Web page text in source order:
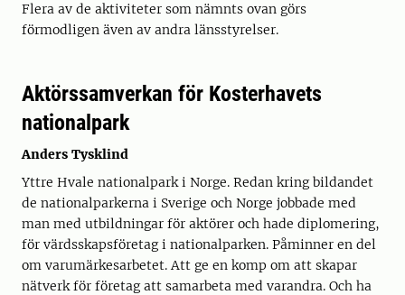
Flera av de aktiviteter som nämnts ovan görs
förmodligen även av andra länsstyrelser.
Aktörssamverkan för Kosterhavets
nationalpark
Anders Tysklind
Yttre Hvale nationalpark i Norge. Redan kring bildandet
de nationalparkerna i Sverige och Norge jobbade med
man med utbildningar för aktörer och hade diplomering,
för värdsskapsföretag i nationalparken. Påminner en del
om varumärkesarbetet. Att ge en komp om att skapar
nätverk för företag att samarbeta med varandra. Och ha